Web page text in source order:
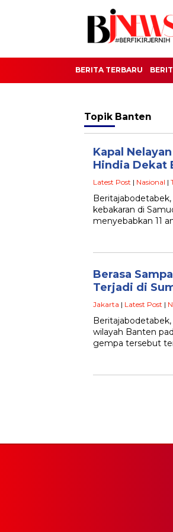
BERITA TERBARU
Topik Banten
Kapal
Hindia Dekat
Latest Post | Nasional |
kebakaran di
menyebabkan 11
Berasa
Terjadi di
Jakarta | Latest Post |
wilayah Banten
gempa tersebut